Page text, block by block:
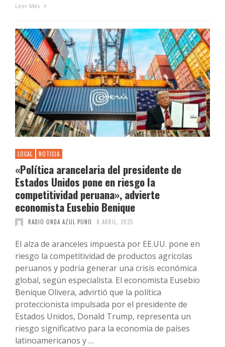
Leer Más
LOCAL NOTICIA
«Política arancelaria del presidente de
Estados Unidos pone en riesgo la
competitividad peruana», advierte
economista Eusebio Benique
RADIO ONDA AZUL PUNO 8 ABRIL, 2025
El alza de aranceles impuesta por EE.UU. pone en
riesgo la competitividad de productos agrícolas
peruanos y podría generar una crisis económica
global, según especialista. El economista Eusebio
Benique Olivera, advirtió que la política
proteccionista impulsada por el presidente de
Estados Unidos, Donald Trump, representa un
riesgo significativo para la economía de países
latinoamericanos y …